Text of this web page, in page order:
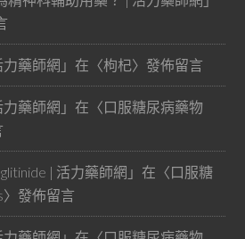
藥師網 」在〈枸杞〉發佈留言
藥師網 」在〈口服糖尿病藥物
| 活力藥師網 」在〈口服糖
〉發佈留言